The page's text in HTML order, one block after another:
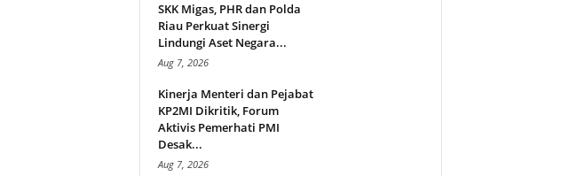
SKK Migas, PHR dan Polda
Riau Perkuat Sinergi
Lindungi Aset Negara...
Aug 7, 2026
Kinerja Menteri dan Pejabat
KP2MI Dikritik, Forum
Aktivis Pemerhati PMI
Desak...
Aug 7, 2026